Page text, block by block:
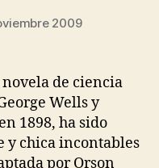
2009
novela de ciencia
Wells y
1898, ha sido
y chica incontables
por Orson